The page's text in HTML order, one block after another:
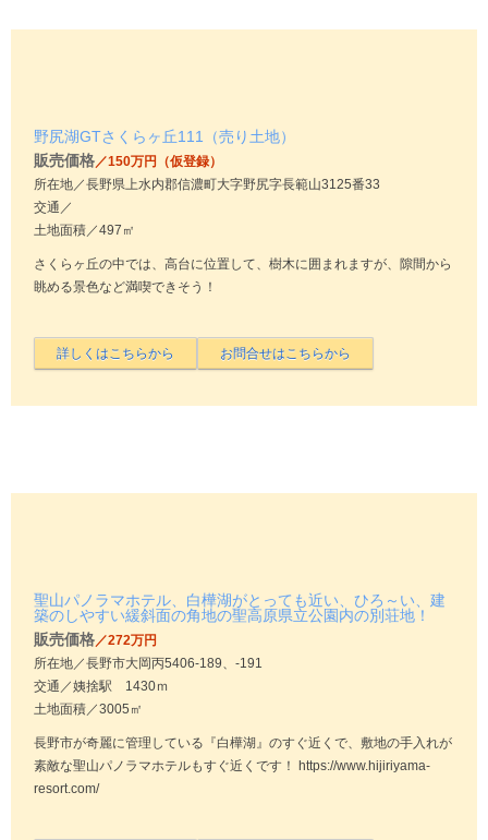
野尻湖GTさくらヶ丘111（売り土地）
販売価格／150万円（仮登録）
所在地／長野県上水内郡信濃町大字野尻字長範山3125番33
交通／
土地面積／497㎡
さくらヶ丘の中では、高台に位置して、樹木に囲まれますが、隙間から
眺める景色など満喫できそう！
聖山パノラマホテル、白樺湖がとっても近い、ひろ～い、建
築のしやすい緩斜面の角地の聖高原県立公園内の別荘地！
販売価格 ／272万円
所在地／長野市大岡丙5406-189、-191
交通／姨捨駅 1430ｍ
土地面積／3005㎡
長野市が奇麗に管理している『白樺湖』のすぐ近くで、敷地の手入れが
素敵な聖山パノラマホテルもすぐ近くです！ https://www.hijiriyama-
resort.com/